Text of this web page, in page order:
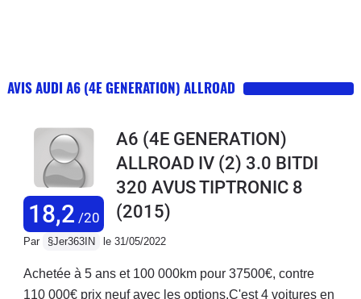
AVIS AUDI A6 (4E GENERATION) ALLROAD
18,2 /20
A6 (4E GENERATION)
ALLROAD IV (2) 3.0 BITDI
320 AVUS TIPTRONIC 8
(2015)
Par §Jer363IN le 31/05/2022
Achetée à 5 ans et 100 000km pour 37500€, contre
110 000€ prix neuf avec les options.C'est 4 voitures en